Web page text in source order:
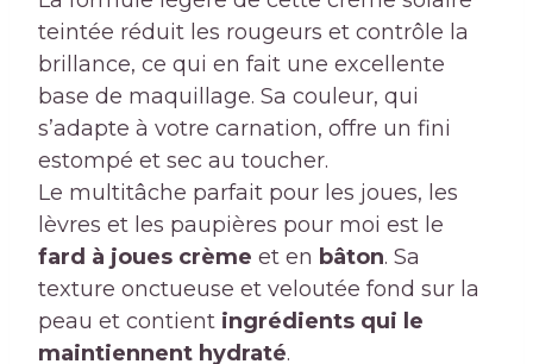
teintée réduit les rougeurs et contrôle la
brillance, ce qui en fait une excellente
base de maquillage. Sa couleur, qui
s’adapte à votre carnation, offre un fini
estompé et sec au toucher.
Le multitâche parfait pour les joues, les
lèvres et les paupières pour moi est le
fard à joues crème et en bâton. Sa
texture onctueuse et veloutée fond sur la
peau et contient ingrédients qui le
maintiennent hydraté.